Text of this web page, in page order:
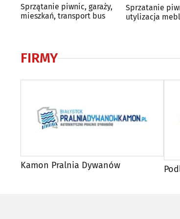
Sprzątanie piwnic, garaży,
mieszkań, transport bus
Sprzatanie
utylizacja
FIRMY
Kamon Pralnia Dywanów